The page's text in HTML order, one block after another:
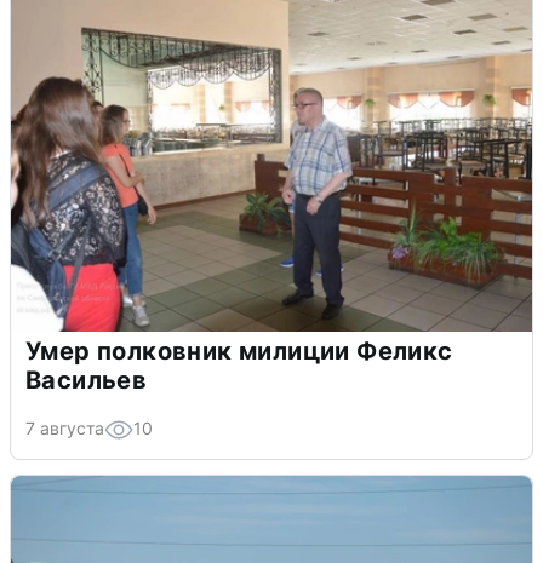
Умер полковник милиции Феликс
Васильев
7 августа 10